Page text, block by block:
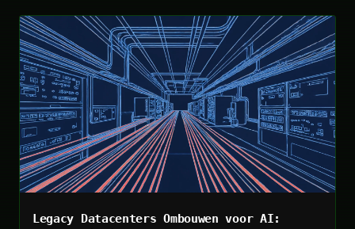
Legacy Datacenters Ombouwen voor AI: